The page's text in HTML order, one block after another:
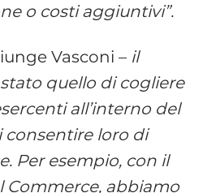
o costi aggiuntivi”.
Vasconi – il
quello di cogliere
all’interno del
loro di
Per esempio, con il
Commerce, abbiamo